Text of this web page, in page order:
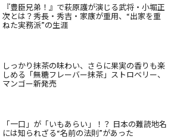
『豊臣兄弟！』で萩原護が演じる武将・小堀正
次とは？秀長・秀吉・家康が重用、“出家を重
ねた実務派”の生涯
しっかり抹茶の味わい、さらに果実の香りも楽
しめる「無糖フレーバー抹茶」ストロベリー、
マンゴー新発売
「一口」が「いもあらい」！？ 日本の難読地名
には知られざる“名前の法則”があった